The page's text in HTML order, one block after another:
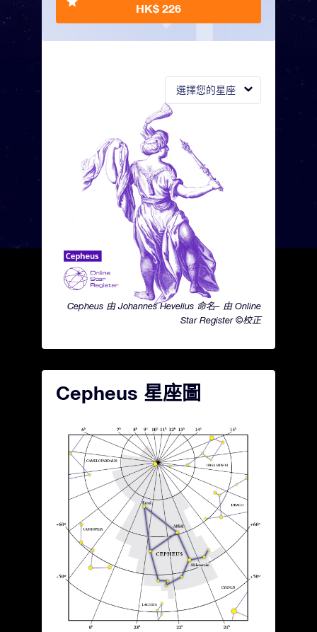
選擇您的星座
Cepheus 由 Johannes Hevelius 命名– 由 Online
Star Register ©校正
HK$ 226
Cepheus 星座圖